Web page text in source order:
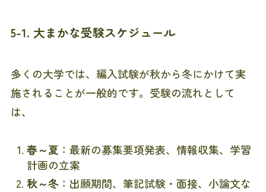
5-1. 大まかな受験スケジュール
多くの大学では、編入試験が秋から冬にかけて実
施されることが一般的です。受験の流れとして
は、
春～夏 ：最新の募集要項発表、情報収集、学習
計画の立案
秋～冬：出願期間、筆記試験・面接、小論文な